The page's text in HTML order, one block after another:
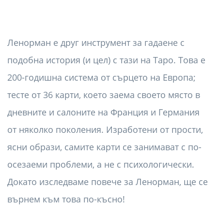
Ленорман е друг инструмент за гадаене с
подобна история (и цел) с тази на Таро. Това е
200-годишна система от сърцето на Европа;
тесте от 36 карти, което заема своето място в
дневните и салоните на Франция и Германия
от няколко поколения. Изработени от прости,
ясни образи, самите карти се занимават с по-
осезаеми проблеми, а не с психологически.
Докато изследваме повече за Ленорман, ще се
върнем към това по-късно!